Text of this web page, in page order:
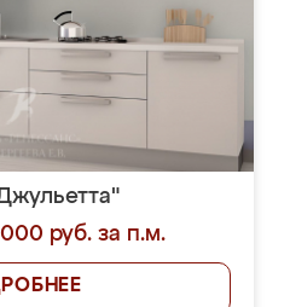
руб. за п.м.